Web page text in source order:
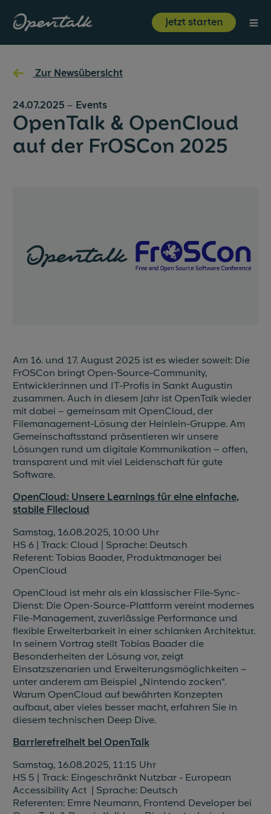
Jetzt starten ⋮
Produkt
Branchen
Ressourcen
Unternehmen
Referenzen
Jobs
Presse
← Zur Newsübersicht
24.07.2025 – Events
OpenTalk & OpenCloud
auf der FrOSCon 2025
Am 16. und 17. August 2025 ist es wieder soweit: Die
FrOSCon bringt Open-Source-Community,
Entwickler:innen und IT-Profis in Sankt Augustin
zusammen. Auch in diesem Jahr ist OpenTalk wieder
mit dabei – gemeinsam mit OpenCloud, der
Filemanagement-Lösung der Heinlein-Gruppe. Am
Gemeinschaftsstand präsentieren wir unsere
Lösungen rund um digitale Kommunikation – offen,
transparent und mit viel Leidenschaft für gute
Software.
OpenCloud: Unsere Learnings für eine einfache,
stabile Filecloud
Samstag, 16.08.2025, 10:00 Uhr
HS 6 | Track: Cloud | Sprache: Deutsch
Referent: Tobias Baader, Produktmanager bei
OpenCloud
OpenCloud ist mehr als ein klassischer File-Sync-
Dienst: Die Open-Source-Plattform vereint modernes
File-Management, zuverlässige Performance und
flexible Erweiterbarkeit in einer schlanken Architektur.
In seinem Vortrag stellt Tobias Baader die
Besonderheiten der Lösung vor, zeigt
Einsatzszenarien und Erweiterungsmöglichkeiten –
unter anderem am Beispiel „Nintendo zocken“.
Warum OpenCloud auf bewährten Konzepten
aufbaut, aber vieles besser macht, erfahren Sie in
diesem technischen Deep Dive.
Barrierefreiheit bei OpenTalk
Samstag, 16.08.2025, 11:15 Uhr
HS 5 | Track: Eingeschränkt Nutzbar - European
Accessibility Act | Sprache: Deutsch
Referenten: Emre Neumann, Frontend Developer bei